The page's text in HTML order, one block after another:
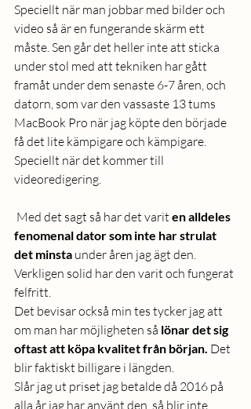
Speciellt när man jobbar med bilder och
video så är en fungerande skärm ett
måste. Sen går det heller inte att sticka
under stol med att tekniken har gått
framåt under dem senaste 6-7 åren, och
datorn, som var den vassaste 13 tums
MacBook Pro när jag köpte den började
få det lite kämpigare och kämpigare.
Speciellt när det kommer till
videoredigering.
Med det sagt så har det varit en alldeles
fenomenal dator som inte har strulat
det minsta under åren jag ägt den.
Verkligen solid har den varit och fungerat
felfritt.
Det bevisar också min tes tycker jag att
om man har möjligheten så lönar det sig
oftast att köpa kvalitet från början. Det
blir faktiskt billigare i längden.
Slår jag ut priset jag betalde då 2016 på
alla år jag har använt den, så blir inte